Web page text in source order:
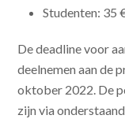
Studenten: 35
De deadline voor
deelnemen aan de
oktober 2022. De
zijn via